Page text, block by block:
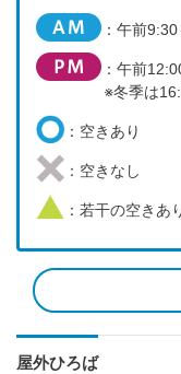
：午前
：午前
※冬季は
：空きあり
：空きなし
：若干の空きあ
屋外ひろば